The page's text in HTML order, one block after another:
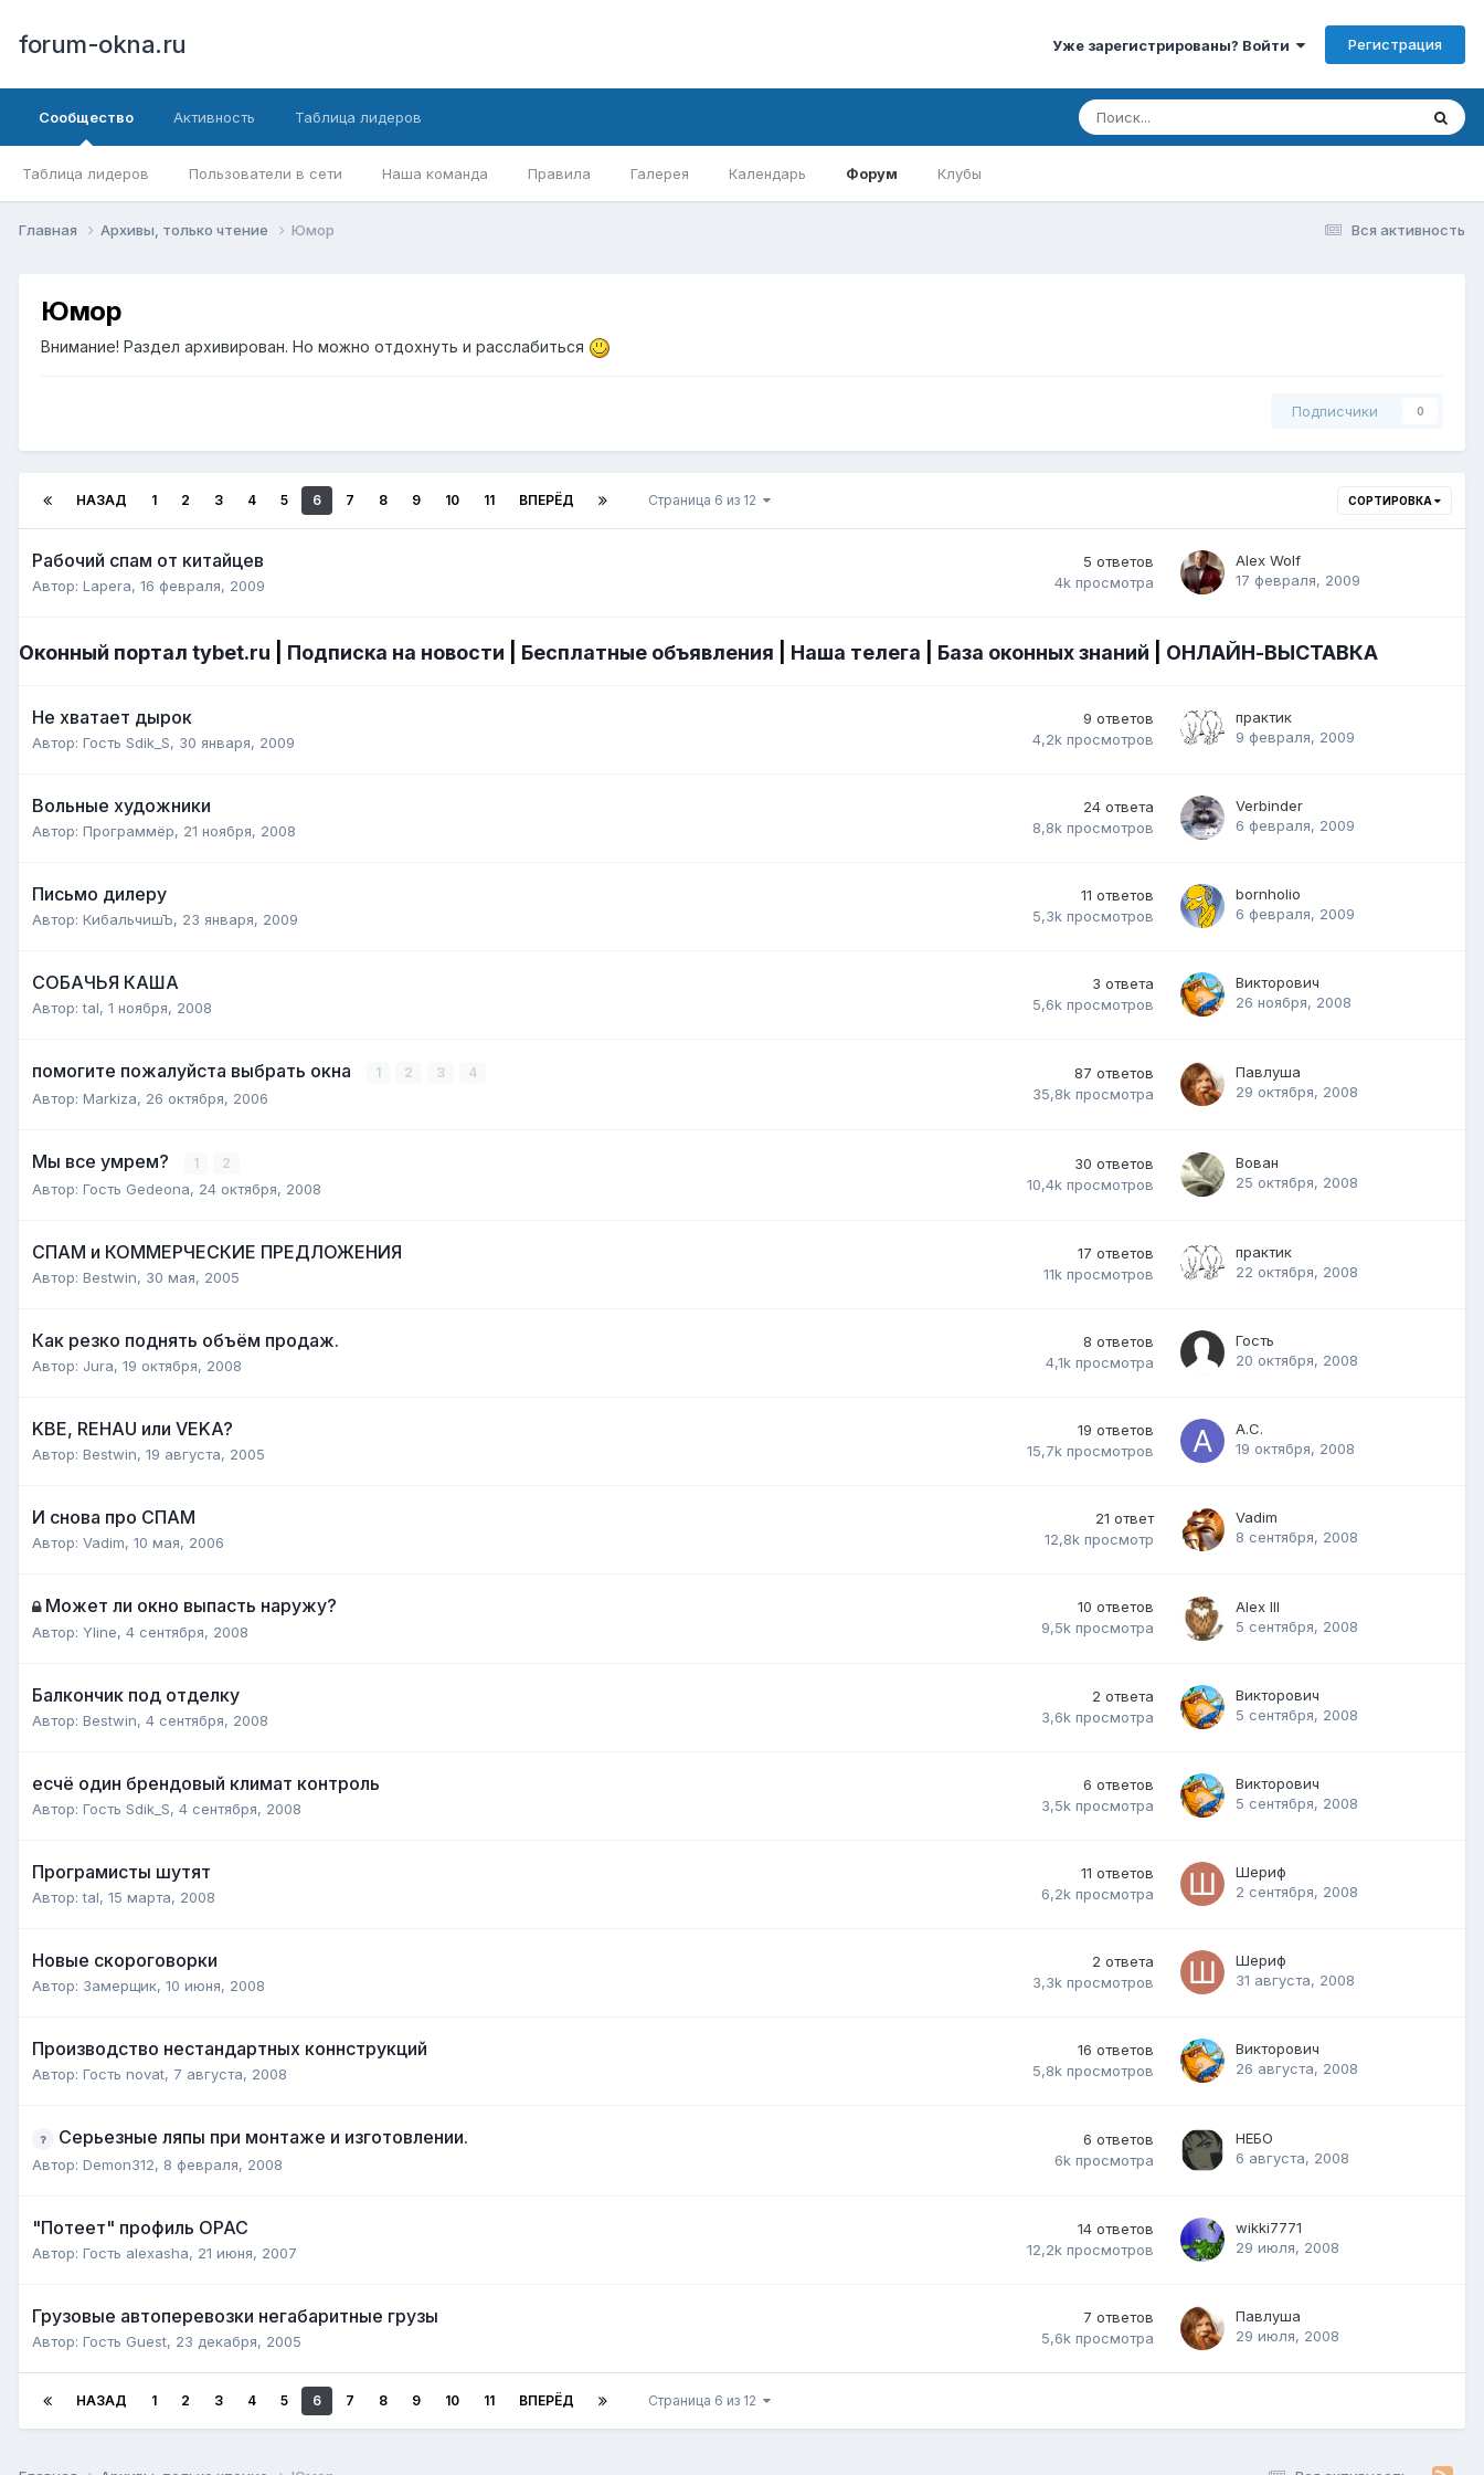
forum-okna.ru Уже зарегистрированы? Войти Регистрация
Сообщество
Таблица лидеров Пользователи в сети Наша команда Правила Галерея Календарь Форум Клубы
Активность Таблица лидеров
Вся активность
Главная Архивы, только чтение Юмор
Юмор
Внимание! Раздел архивирован. Но можно отдохнуть и расслабиться
Подписчики 0
СОРТИРОВКА
НАЗАД 1 2 3 4 5 6 7 8 9 10 11 ВПЕРЁД Страница 6 из 12
Рабочий спам от китайцев
Автор: Lapera, 16 февраля, 2009
5 ответов
4k просмотра
Alex Wolf
17 февраля, 2009
Оконный портал tybet.ru Подписка на новости Бесплатные объявления Наша телега База оконных знаний ОНЛАЙН-ВЫСТАВКА
Не хватает дырок
Автор: Гость Sdik_S, 30 января, 2009
9 ответов
4,2k просмотров
практик
9 февраля, 2009
Вольные художники
Автор: Программёр, 21 ноября, 2008
24 ответа
8,8k просмотров
Verbinder
6 февраля, 2009
Письмо дилеру
Автор: КибальчишЪ, 23 января, 2009
11 ответов
5,3k просмотров
bornholio
6 февраля, 2009
СОБАЧЬЯ КАША
Автор:tal, 1 ноября, 2008
3 ответа
5,6k просмотров
Викторович
26 ноября, 2008
помогите пожалуйста выбрать окна 1 2 3 4
Автор: Markiza, 26 октября, 2006
87 ответов
35,8k просмотра
Павлуша
29 октября, 2008
Мы все умрем? 1 2
Автор: Гость Gedeona, 24 октября, 2008
30 ответов
10,4k просмотров
Вован
25 октября, 2008
СПАМ и КОММЕРЧЕСКИЕ ПРЕДЛОЖЕНИЯ
Автор: Bestwin, 30 мая, 2005
17 ответов
11k просмотров
практик
22 октября, 2008
Как резко поднять объём продаж.
Автор: Jura, 19 октября, 2008
8 ответов
4,1k просмотра
Гость
20 октября, 2008
KBE, REHAU или VEKA?
Автор: Bestwin, 19 августа, 2005
19 ответов
15,7k просмотров
А.С.
19 октября, 2008
И снова про СПАМ
Автор: Vadim, 10 мая, 2006
21 ответ
12,8k просмотр
Vadim
8 сентября, 2008
Может ли окно выпасть наружу?
Автор: Yline, 4 сентября, 2008
10 ответов
9,5k просмотра
Alex IlI
5 сентября, 2008
Балкончик под отделку
Автор: Bestwin, 4 сентября, 2008
2 ответа
3,6k просмотра
Викторович
5 сентября, 2008
есчё один брендовый климат контроль
Автор: Гость Sdik_S, 4 сентября, 2008
6 ответов
3,5k просмотра
Викторович
5 сентября, 2008
Програмисты шутят
Автор:tal, 15 марта, 2008
11 ответов
6,2k просмотра
Шериф
2 сентября, 2008
Новые скороговорки
Автор: Замерщик, 10 июня, 2008
2 ответа
3,3k просмотров
Шериф
31 августа, 2008
Производство нестандартных коннструкций
Автор: Гость novat, 7 августа, 2008
16 ответов
5,8k просмотров
Викторович
26 августа, 2008
Серьезные ляпы при монтаже и изготовлении.
Автор: Demon312, 8 февраля, 2008
6 ответов
6k просмотра
НЕБО
6 августа, 2008
"Потеет" профиль ОРАС
Автор: Гость alexasha, 21 июня, 2007
14 ответов
12,2k просмотров
wikki7771
29 июля, 2008
Грузовые автоперевозки негабаритные грузы
Автор: Гость Guest, 23 декабря, 2005
7 ответов
5,6k просмотра
Павлуша
29 июля, 2008
НАЗАД 1 2 3 4 5 6 7 8 9 10 11 ВПЕРЁД Страница 6 из 12